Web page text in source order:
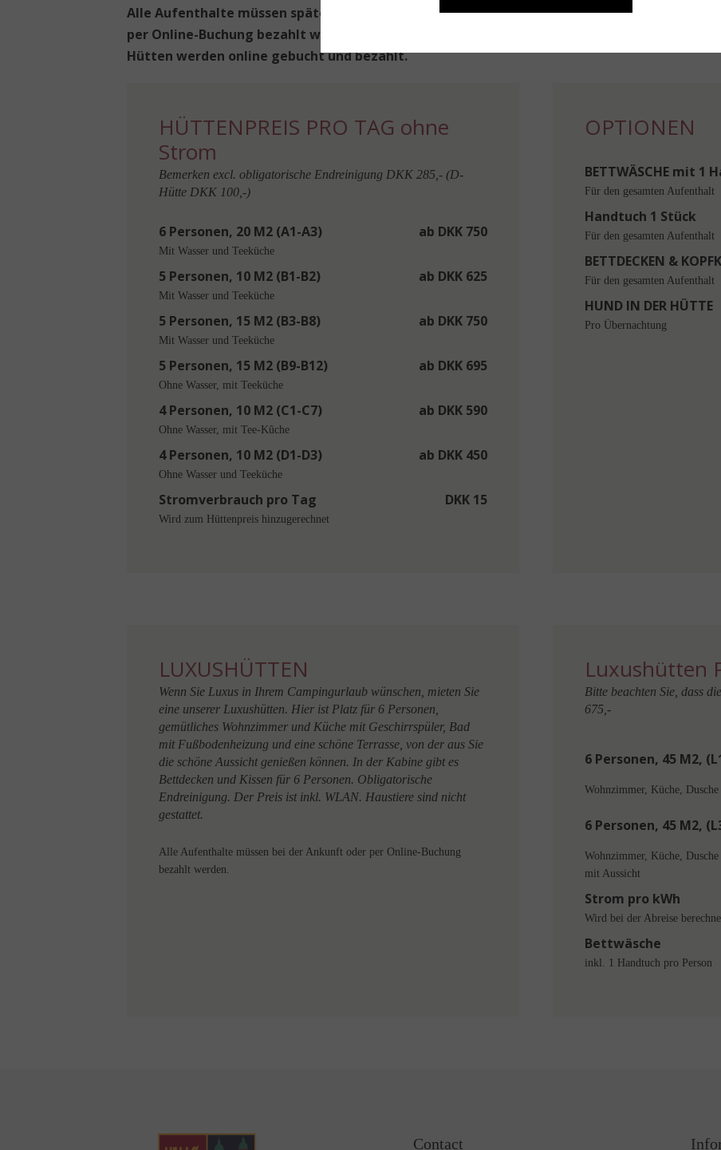
Alle Aufenthalte müssen spätestens bei der Ankunft oder
per Online-Buchung bezahlt werden.
Hütten werden online gebucht und bezahlt.
HÜTTENPREIS PRO TAG ohne
Strom
Bemerken excl. obligatorische Endreinigung DKK 285,- (D-
Hütte DKK 100,-)
6 Personen, 20 M2 (A1-A3) ab DKK 750
Mit Wasser und Teeküche
5 Personen, 10 M2 (B1-B2) ab DKK 625
Mit Wasser und Teeküche
5 Personen, 15 M2 (B3-B8) ab DKK 750
Mit Wasser und Teeküche
5 Personen, 15 M2 (B9-B12) ab DKK 695
Ohne Wasser, mit Teeküche
4 Personen, 10 M2 (C1-C7) ab DKK 590
Ohne Wasser, mit Tee-Kûche
4 Personen, 10 M2 (D1-D3) ab DKK 450
Ohne Wasser und Teeküche
Stromverbrauch pro Tag DKK 15
Wird zum Hüttenpreis hinzugerechnet
OPTIONEN
BETTWÄSCHE mit 1
Für den gesamten Aufenthalt
Handtuch 1 Stück
Für den gesamten Aufenthalt
BETTDECKEN &
Für den gesamten Aufenthalt
HUND IN DER HÜTTE
Pro Übernachtung
LUXUSHÜTTEN
Wenn Sie Luxus in Ihrem Campingurlaub wünschen, mieten Sie
eine unserer Luxushütten. Hier ist Platz für 6 Personen,
gemütliches Wohnzimmer und Küche mit Geschirrspüler, Bad
mit Fußbodenheizung und eine schöne Terrasse, von der aus Sie
die schöne Aussicht genießen können. In der Kabine gibt es
Bettdecken und Kissen für 6 Personen. Obligatorische
Endreinigung. Der Preis ist inkl. WLAN. Haustiere sind nicht
gestattet.
Alle Aufenthalte müssen bei der Ankunft oder per Online-Buchung
bezahlt werden.
Luxushütten
Bitte beachten Sie, dass
675,-
6 Personen, 45 M2,
Wohnzimmer, Küche, Dusche
6 Personen, 45 M2,
Wohnzimmer, Küche, Dusche
mit Aussicht
Strom pro kWh
Wird bei der Abreise
Bettwäsche
inkl. 1 Handtuch pro Person
Contact